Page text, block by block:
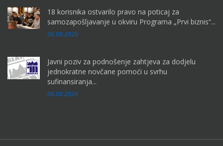
18 korisnika ostvarilo pravo na poticaj za
samozapošljavanje u okviru Programa „Prvi biznis“...
06.08.2026
Javni poziv za podnošenje zahtjeva za dodjelu
jednokratne novčane pomoći u svrhu
sufinansiranja...
06.08.2026